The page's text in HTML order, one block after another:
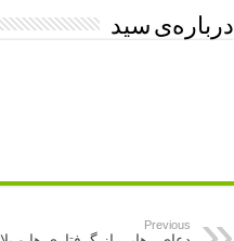
درباره‌ی سید
Previous